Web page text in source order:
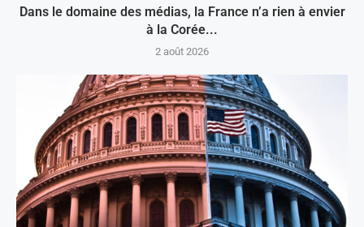
Dans le domaine des médias, la France n’a rien à envier
à la Corée...
2 août 2026